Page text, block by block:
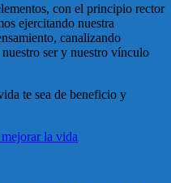
con el principio rector
ejercitando nuestra
canalizando
ser y nuestro vínculo
te sea de beneficio y
la vida